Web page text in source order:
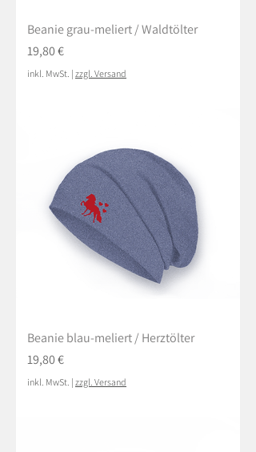
Beanie grau-meliert / Waldtölter
Preis
19,80 €
inkl. MwSt. | zzgl. Versand
Beanie blau-meliert / Herztölter
Preis
19,80 €
inkl. MwSt. | zzgl. Versand